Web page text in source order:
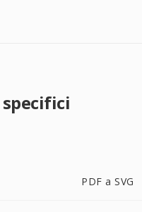
PDF a SVG